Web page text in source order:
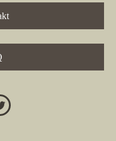
da es in der Stadt seine
Die Kreissparkasse
hat die Webseite von